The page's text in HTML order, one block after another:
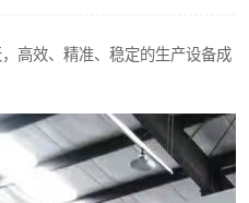
高效、精准、稳定的生产设备成